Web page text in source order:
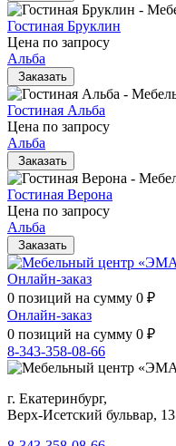
Гостиная Бруклин
Цена по запросу
Альба
Заказать
Гостиная Альба
Цена по запросу
Альба
Заказать
Гостиная Верона
Цена по запросу
Альба
Заказать
Онлайн-заказ
0 позиций на сумму 0 ₽
Онлайн-заказ
0 позиций на сумму 0 ₽
8-343-358-08-66
г. Екатеринбург,
Верх-Исетский бульвар, 13